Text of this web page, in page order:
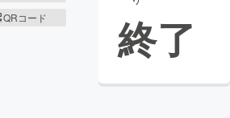
QRコード 終了